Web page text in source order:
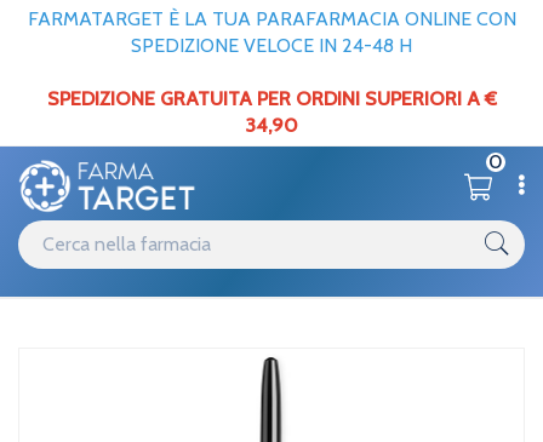
FARMATARGET È LA TUA PARAFARMACIA ONLINE CON
SPEDIZIONE VELOCE IN 24-48 H
SPEDIZIONE GRATUITA PER ORDINI SUPERIORI A €
34,90
0
Dolomia Linea Trucco Labbra Matita Labbra Waterproof Morbida 22
Mogano